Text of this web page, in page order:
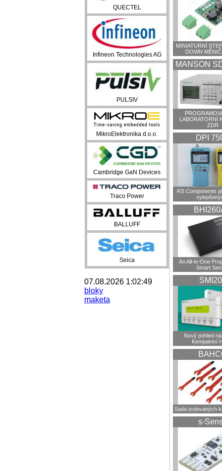
QUECTEL
Infineon Technologies AG
PULSIV
MikroElektronika d.o.o.
Cambridge GaN Devices
Traco Power
BALLUFF
Seica
07.08.2026 1:02:49
bloky
maketa
MINIATURNÍ
DOWN
MANSON
LABORATORNÍ
ZDR
DPI
RS Components
An All-in-One
Smart
Nový pohled
Kompaktní
Sada izolovaných
s-